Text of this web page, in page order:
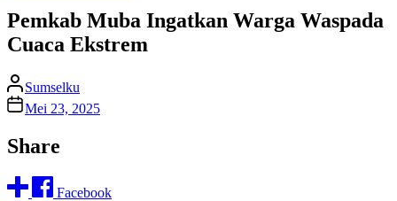
Pemkab Muba Ingatkan Warga Waspada
Cuaca Ekstrem
Sumselku
Mei 23, 2025
Share
Facebook